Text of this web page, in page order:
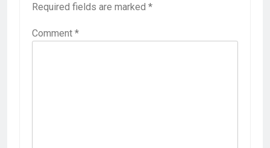
Required fields are marked *
Comment *